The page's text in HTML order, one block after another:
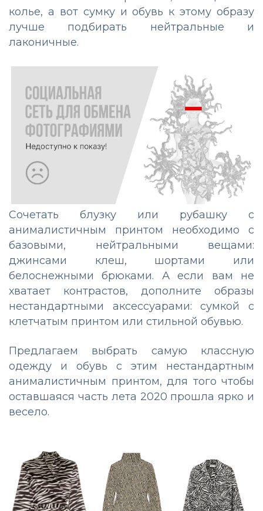
колье, а вот сумку и обувь к этому образу
лучше подбирать нейтральные и
лаконичные.
Сочетать блузку или рубашку с
анималистичным принтом необходимо с
базовыми, нейтральными вещами:
джинсами клеш, шортами или
белоснежными брюками. А если вам не
хватает контрастов, дополните образы
нестандартными аксессуарами: сумкой с
клетчатым принтом или стильной обувью.
Предлагаем выбрать самую классную
одежду и обувь с этим нестандартным
анималистичным принтом, для того чтобы
оставшаяся часть лета 2020 прошла ярко и
весело.